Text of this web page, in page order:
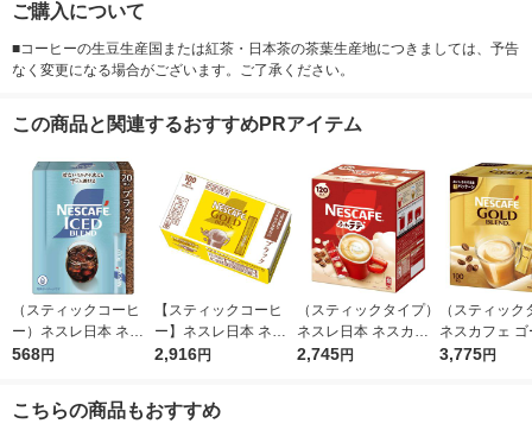
ご購入について
■コーヒーの生豆生産国または紅茶・日本茶の茶葉生産地につきましては、予告
なく変更になる場合がございます。ご了承ください。
この商品と関連するおすすめPRアイテム
（スティックコーヒ
ー）ネスレ日本 ネス
カフェ アイスブレン
568円
【スティックコーヒ
ー】ネスレ日本 ネス
カフェ ゴールドブレ
2,916円
（スティックタイプ）
ネスレ日本 ネスカフ
ェ エクセラ ふわラテ
2,745円
（スティック
ネスカフェ
ブレンドコー
3,775円
こちらの商品もおすすめ